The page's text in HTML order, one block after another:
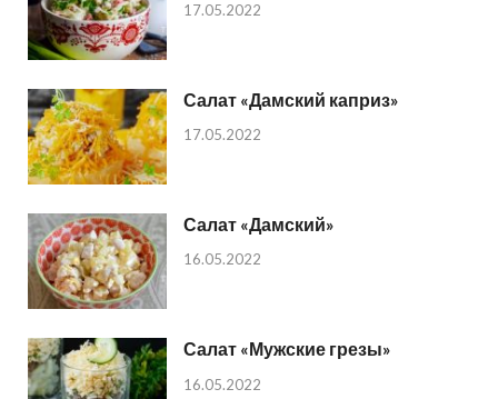
17.05.2022
Салат «Дамский каприз»
17.05.2022
Салат «Дамский»
16.05.2022
Салат «Мужские грезы»
16.05.2022